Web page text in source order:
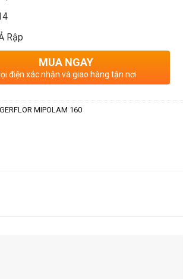
Rập
MUA NGAY
điện xác nhận và giao hàng tận nơi
GERFLOR MIPOLAM 160